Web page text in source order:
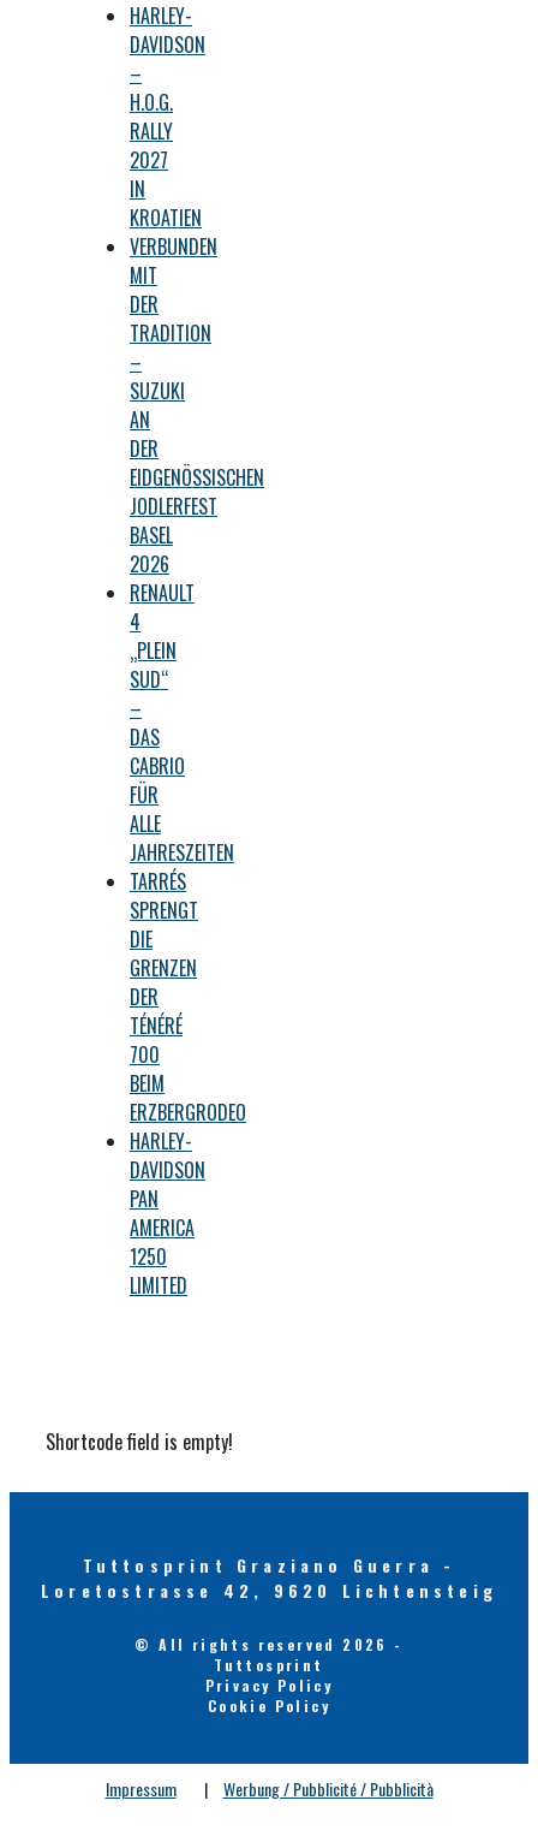
HARLEY-
DAVIDSON
–
H.O.G.
RALLY
2027
IN
KROATIEN
VERBUNDEN
MIT
DER
TRADITION
–
SUZUKI
AN
DER
EIDGENÖSSISCHEN
JODLERFEST
BASEL
2026
RENAULT
4
„PLEIN
SUD“
–
DAS
CABRIO
FÜR
ALLE
JAHRESZEITEN
TARRÉS
SPRENGT
DIE
GRENZEN
DER
TÉNÉRÉ
700
BEIM
ERZBERGRODEO
HARLEY-
DAVIDSON
PAN
AMERICA
1250
LIMITED
Shortcode field is empty!
Tuttosprint Graziano Guerra -
Loretostrasse 42, 9620 Lichtensteig
© All rights reserved 2026 -
Tuttosprint
Privacy Policy
Cookie Policy
Impressum | Werbung / Pubblicité / Pubblicità